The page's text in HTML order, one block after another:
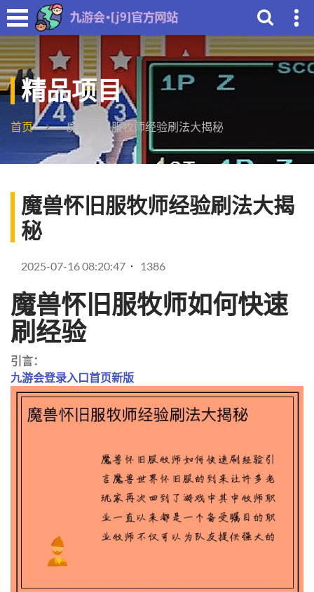
精品项目
首页 魔兽怀旧服牧师经验刷法大揭秘
魔兽怀旧服牧师经验刷法大揭
秘
2025-07-16 08:20:47 1386
魔兽怀旧服牧师如何快速
刷经验
引言：
九游会登录入口首页新版